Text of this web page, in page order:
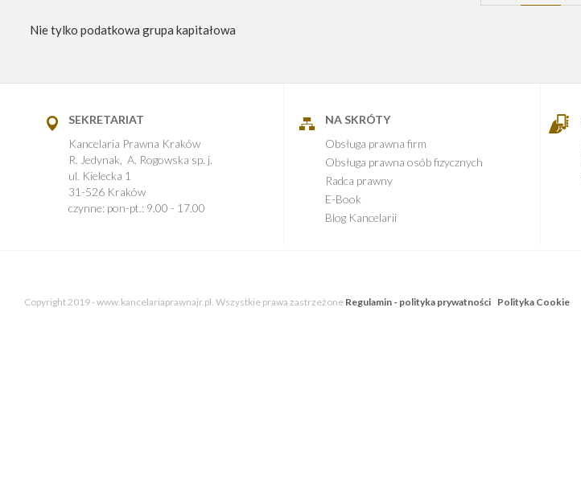
Nie tylko podatkowa grupa kapitałowa
SEKRETARIAT
Kancelaria Prawna Kraków
R. Jedynak, A. Rogowska sp. j.
ul. Kielecka 1
31-526 Kraków
czynne: pon-pt.: 9.00 - 17.00
NA SKRÓTY
Obsługa prawna firm
Obsługa prawna osób fizycznych
Radca prawny
E-Book
Blog Kancelarii
Copyright 2019 - www.kancelariaprawnajr.pl. Wszystkie prawa zastrzeżone Regulamin - polityka prywatności Polityka Cookie